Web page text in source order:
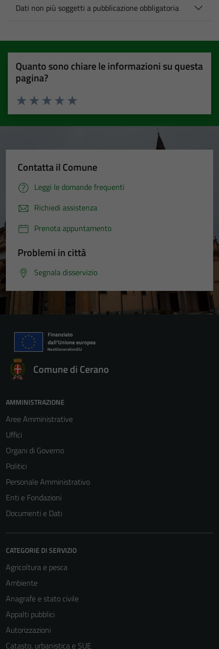
Dati non più soggetti a pubblicazione obbligatoria
Quanto sono chiare le informazioni su questa
pagina?
Valuta 5 stelle su 5
Valuta 4 stelle su 5
Valuta 3 stelle su 5
Valuta 2 stelle su 5
Valuta 1 stelle su 5
Contatta il Comune
Leggi le domande frequenti
Richiedi assistenza
Prenota appuntamento
Problemi in città
Segnala disservizio
Comune di Cerano
AMMINISTRAZIONE
Aree Amministrative
Uffici
Organi di Governo
Politici
Personale Amministrativo
Enti e Fondazioni
Documenti e Dati
CATEGORIE DI SERVIZIO
Agricoltura e pesca
Ambiente
Anagrafe e stato civile
Appalti pubblici
Autorizzazioni
Catasto, urbanistica e SUE